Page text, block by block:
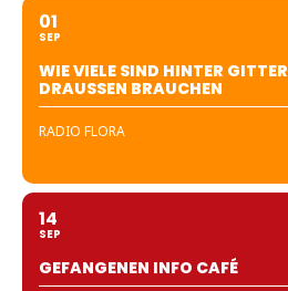
01
SEP
WIE VIELE SIND HINTER
DRAUSSEN BRAUCHEN
RADIO FLORA
14
SEP
GEFANGENEN INFO CAFÉ